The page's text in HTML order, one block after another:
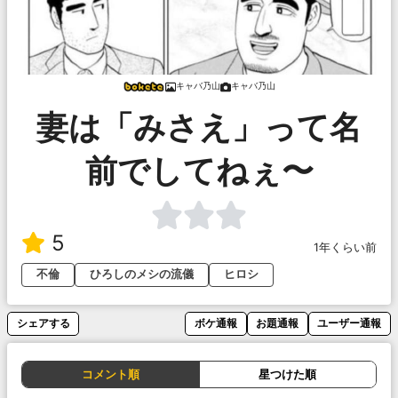
キャバ乃山 キャバ乃山
妻は「みさえ」って名
前でしてねぇ〜
5
1年くらい前
不倫
ひろしのメシの流儀 ヒロシ
シェアする ボケ通報 お題通報 ユーザー通報
コメント順 星つけた順